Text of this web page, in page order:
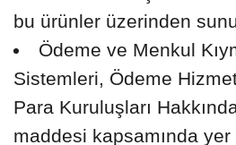
bu ürünler üzerinden
Ödeme ve Menkul
Sistemleri, Ödeme
Para Kuruluşları
maddesi kapsamında